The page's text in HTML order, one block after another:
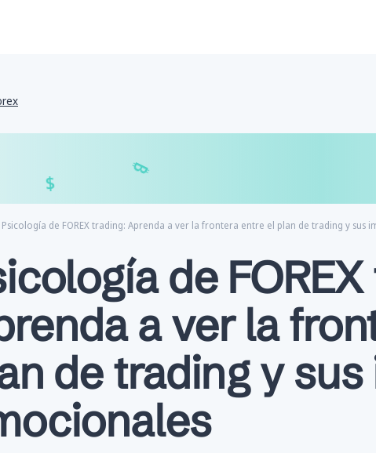
Psicología de FOREX trading: Aprenda a ver la frontera entre el plan de trading y sus
de
a ver la
de trading y